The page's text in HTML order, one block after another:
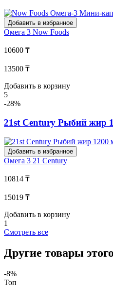
Добавить в избранное
Омега 3 Now Foods
10600 ₸
13500 ₸
Добавить в корзину
5
-28%
21st Century Рыбий жир
Добавить в избранное
Омега 3 21 Century
10814 ₸
15019 ₸
Добавить в корзину
1
Смотреть все
Другие товары
-8%
Топ